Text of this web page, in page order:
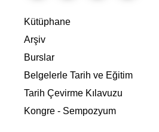
Kütüphane
Arşiv
Burslar
Belgelerle Tarih ve Eğitim
Tarih Çevirme Kılavuzu
Kongre - Sempozyum